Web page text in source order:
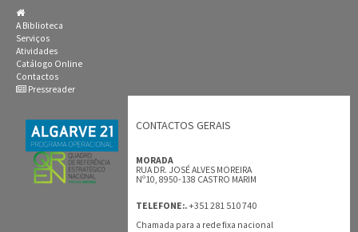
A Biblioteca
Serviços
Atividades
Catálogo Online
Contactos
Pressreader
CONTACTOS GERAIS
MORADA
RUA DR. JOSÉ ALVES MOREIRA
Nº10, 8950-138 CASTRO MARIM
TELEFONE:.+351 281 510 740
Chamada para a rede fixa nacional